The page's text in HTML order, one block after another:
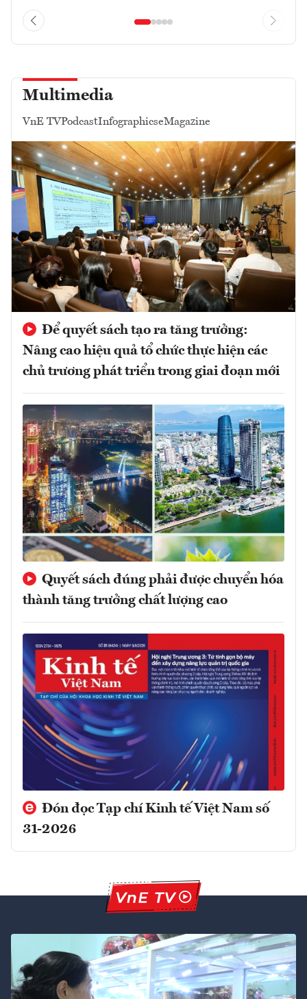
Multimedia
VnE TVPodcastInfographicseMagazine
Để quyết sách tạo ra tăng trưởng:
Nâng cao hiệu quả tổ chức thực hiện các
chủ trương phát triển trong giai đoạn mới
Quyết sách đúng phải được chuyển hóa
thành tăng trưởng chất lượng cao
Đón đọc Tạp chí Kinh tế Việt Nam số
31-2026